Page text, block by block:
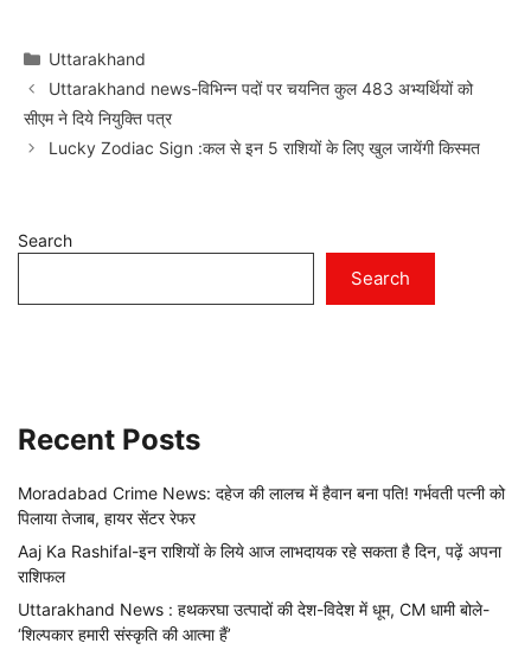
Categories
Uttarakhand
Uttarakhand news-विभिन्न पदों पर चयनित कुल 483 अभ्यर्थियों को
सीएम ने दिये नियुक्ति पत्र
Lucky Zodiac Sign :कल से इन 5 राशियों के लिए खुल जायेंगी किस्मत
Search
Search
Recent Posts
Moradabad Crime News: दहेज की लालच में हैवान बना पति! गर्भवती पत्नी को
पिलाया तेजाब, हायर सेंटर रेफर
Aaj Ka Rashifal-इन राशियों के लिये आज लाभदायक रहे सकता है दिन, पढ़ें अपना
राशिफल
Uttarakhand News : हथकरघा उत्पादों की देश-विदेश में धूम, CM धामी बोले-
‘शिल्पकार हमारी संस्कृति की आत्मा हैं’